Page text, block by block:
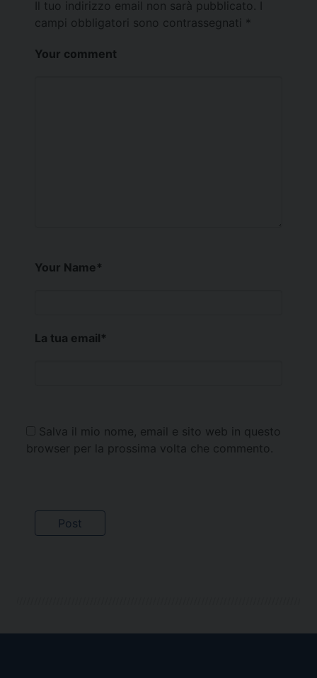
Il tuo indirizzo email non sarà pubblicato.
campi obbligatori sono contrassegnati *
Your comment
Your Name*
La tua email*
Salva il mio nome, email e sito web in questo
browser per la prossima volta che commento.